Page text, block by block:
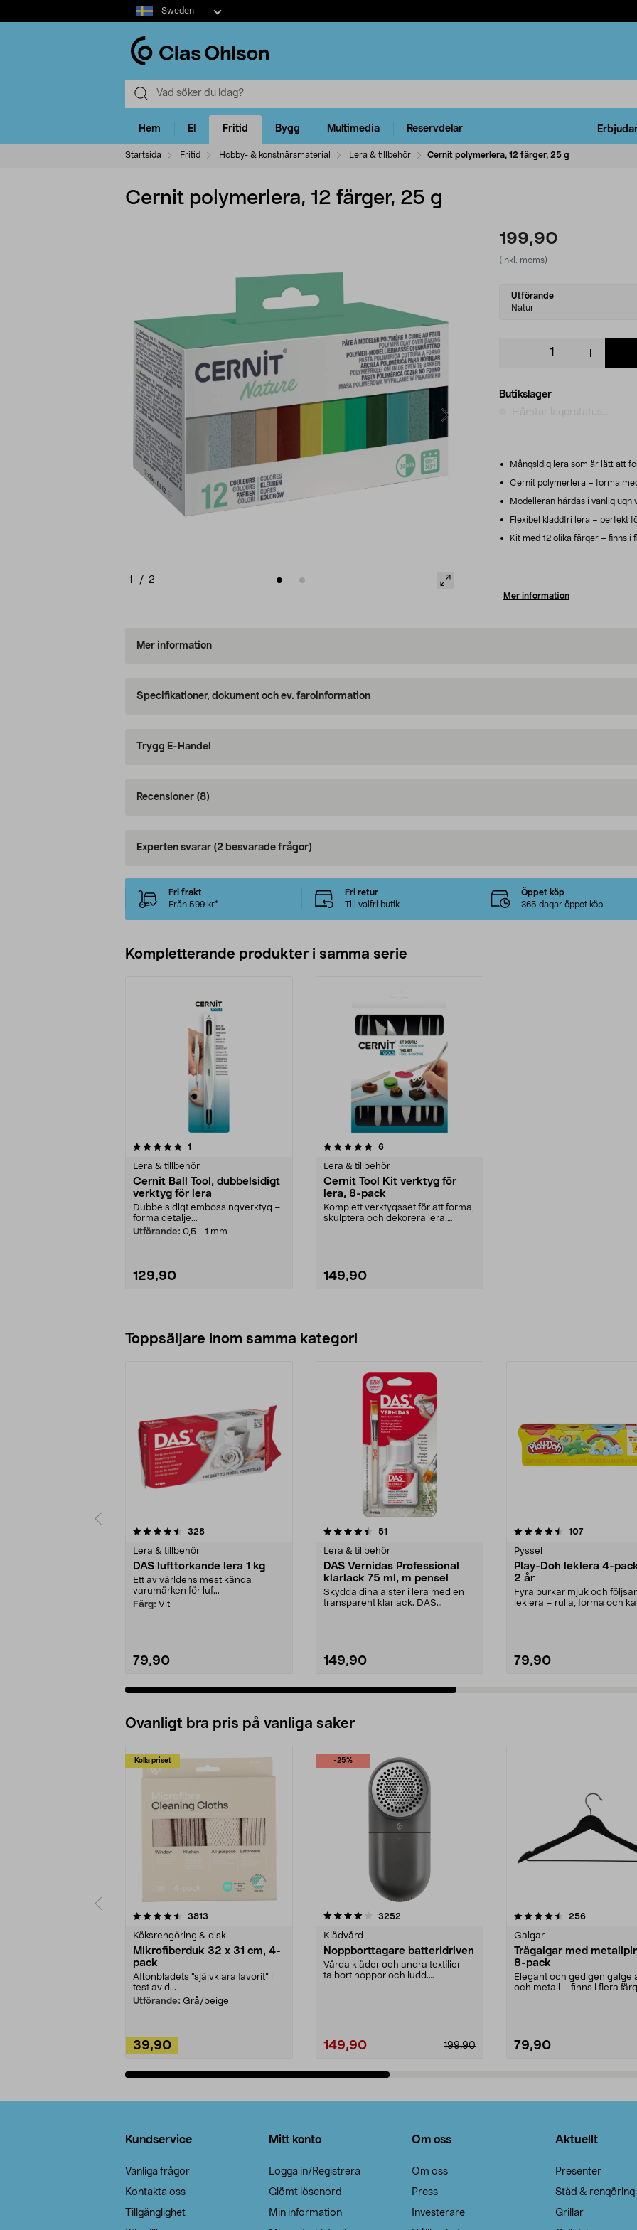
Select
market
Sweden
Hem El Fritid Bygg Multimedia Reservdelar
Startsida Fritid Hobby- & konstnärsmaterial Lera & tillbehör Cernit polymerlera, 12 färger, 25 g
Cernit polymerlera, 12 färger, 25 g
1 / 2
199,90
(inkl. moms)
Select
variant
Utförande
Natur
Butikslager
Mångsidig lera som är lätt att
Cernit polymerlera – forma
Modelleran härdas i vanlig ugn
Flexibel kladdfri lera – perfekt
Kit med 12 olika färger – finns i
Mer information
Mer information
Specifikationer, dokument och ev. faroinformation
Trygg E-Handel
Recensioner (8)
Experten svarar (2 besvarade frågor)
Fri frakt
Från 599 kr*
Fri retur
Till valfri butik
Öppet köp
365 dagar öppet köp
Kompletterande produkter i samma serie
1
Lera & tillbehör
Cernit Ball Tool, dubbelsidigt
verktyg för lera
Dubbelsidigt embossingverktyg –
forma detalje...
Utförande: 0,5 - 1 mm
129,90
5.0av 5 stjärnor 6recensioner
Lera & tillbehör
Cernit Tool Kit verktyg för
lera, 8-pack
Komplett verktygsset för att forma,
skulptera och dekorera lera.
149,90
Toppsäljare inom samma kategori
328recensioner
Lera & tillbehör
DAS lufttorkande lera 1 kg
Ett av världens mest kända
varumärken för luf...
Färg: Vit
79,90
4.5 av 5 stjärnor 51
Lera & tillbehör
DAS Vernidas Professional
klarlack 75 ml, m pensel
Skydda dina alster i lera med en
transparent klarlack. DAS
149,90
4.5 av 5 stjärnor 107recensioner
Pyssel
Play-Doh leklera 4-
2 år
Fyra burkar mjuk och
leklera – rulla, forma och
79,90
5.0 av 5 stjärnor
Ovanligt bra pris på vanliga saker
Kolla priset
3813
Köksrengöring & disk
Mikrofiberduk 32 x 31 cm, 4-
pack
Aftonbladets "självklara favorit” i
test av d...
Utförande: Grå/beige
39,90
-25%
4.0av 5 stjärnor 3252
Klädvård
Noppborttagare batteridriven
Vårda kläder och andra textilier –
ta bort noppor och ludd.
199,90
149,90
4.5av 5 stjärnor 256recensioner
Galgar
Trägalgar med
8-pack
Elegant och gedigen galge
och metall – finns i flera
79,90
4.0av 5 stjärnor
Kundservice
Vanliga frågor
Kontakta oss
Tillgänglighet
Mitt konto
Logga in/Registrera
Glömt lösenord
Min information
Om oss
Om oss
Press
Investerare
Aktuellt
Presenter
Städ & rengöring
Grillar